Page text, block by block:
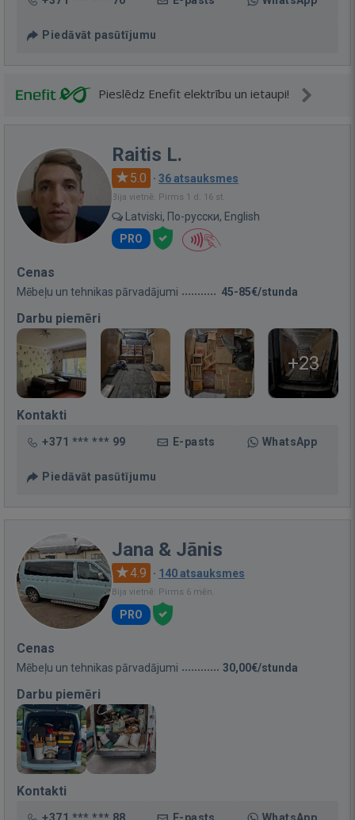
Piedāvāt pasūtījumu
Pieslēdz Enefit elektrību un ietaupi!
Raitis L.
5.0 · 36 atsauksmes
Bija vietnē: Pirms 1 d. 16 st.
Latviski, По-русски, English
PRO
Cenas
Mēbeļu un tehnikas pārvadājumi 45-85€/stunda
Darbu piemēri
+23
Kontakti
+371 *** *** 99 E-pasts WhatsApp
Piedāvāt pasūtījumu
Jana & Jānis
4.9 · 140 atsauksmes
Bija vietnē: Pirms 6 mēn.
PRO
Cenas
Mēbeļu un tehnikas pārvadājumi 30,00€/stunda
Darbu piemēri
Kontakti
+371 *** *** 88 E-pasts WhatsApp